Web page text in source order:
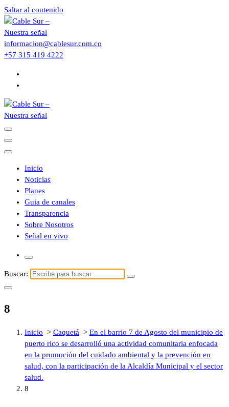
Saltar al contenido
informacion@cablesur.com.co
+57 315 419 4222
Inicio
Noticias
Planes
Guia de canales
Transparencia
Sobre Nosotros
Señal en vivo
Buscar:
8
Inicio > Caquetá > En el barrio 7 de Agosto del municipio de
puerto rico se desarrolló una actividad comunitaria enfocada
en la promoción del cuidado ambiental y la prevención en
salud, con la participación de la Alcaldía Municipal y el sector
salud.
8